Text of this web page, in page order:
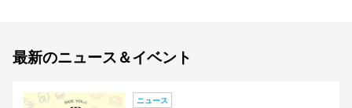
最新のニュース＆イベント
ニュース